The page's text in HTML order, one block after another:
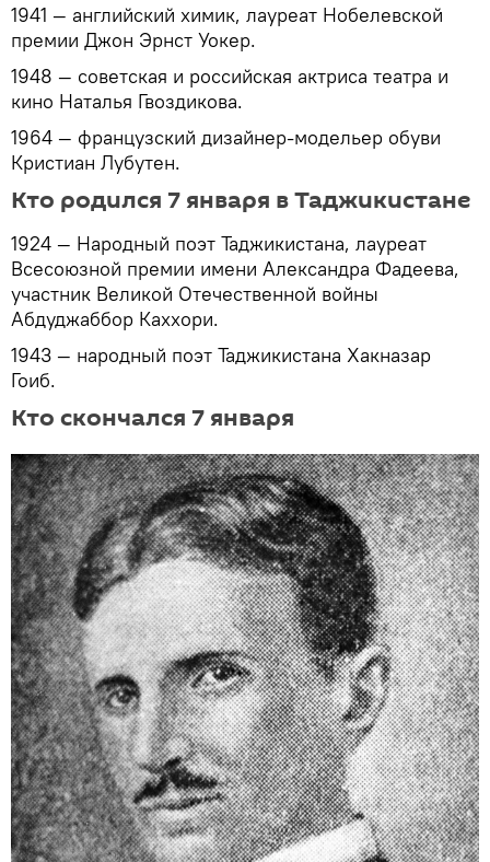
1941 — английский химик, лауреат Нобелевской
премии Джон Эрнст Уокер.
1948 — советская и российская актриса театра и
кино Наталья Гвоздикова.
1964 — французский дизайнер-модельер обуви
Кристиан Лубутен.
Кто родился 7 января в Таджикистане
1924 — Народный поэт Таджикистана, лауреат
Всесоюзной премии имени Александра Фадеева,
участник Великой Отечественной войны
Абдуджаббор Каххори.
1943 — народный поэт Таджикистана Хакназар
Гоиб.
Кто скончался 7 января